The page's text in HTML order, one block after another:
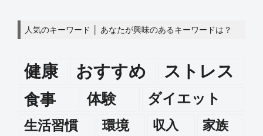
人気のキーワード │ あなたが興味のあるキーワードは？
健康 おすすめ ストレス
食事 体験
ダイエット
生活習慣
環境 収入 家族